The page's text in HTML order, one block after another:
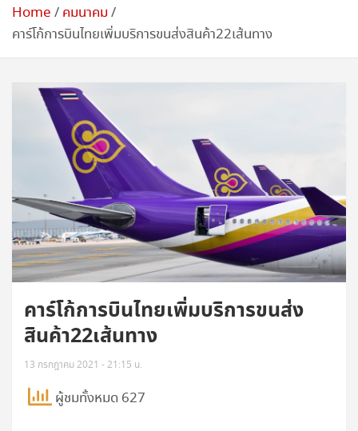
Home
คมนาคม
คาร์โก้การบินไทยเพิ่มบริการขนส่งสินค้า22เส้นทาง
คาร์โก้การบินไทยเพิ่มบริการขนส่ง
สินค้า22เส้นทาง
13 กรกฎาคม 2021 - 21:15 น.
ผู้ชมทั้งหมด 627